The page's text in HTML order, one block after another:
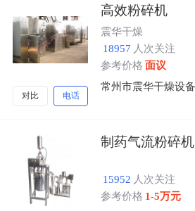
对比 电话
高效粉碎机
震华干燥
18957 人次关注
参考价格 面议
制药气流粉碎机
15952 人次关注
参考价格 1-5万元